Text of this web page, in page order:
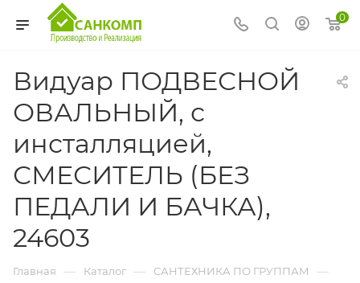
0
Видуар ПОДВЕСНОЙ
ОВАЛЬНЫЙ, с
инсталляцией,
СМЕСИТЕЛЬ (БЕЗ
ПЕДАЛИ И БАЧКА),
24603
Главная — Каталог — САНТЕХНИКА ПО ГРУППАМ —